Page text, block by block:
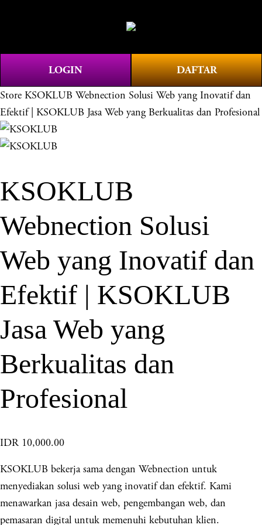
e
n
u
LOGIN DAFTAR
Store KSOKLUB Webnection Solusi Web yang Inovatif dan
Efektif | KSOKLUB Jasa Web yang Berkualitas dan Profesional
KSOKLUB
Webnection Solusi
Web yang Inovatif dan
Efektif | KSOKLUB
Jasa Web yang
Berkualitas dan
Profesional
IDR 10,000.00
KSOKLUB bekerja sama dengan Webnection untuk
menyediakan solusi web yang inovatif dan efektif. Kami
menawarkan jasa desain web, pengembangan web, dan
pemasaran digital untuk memenuhi kebutuhan klien.